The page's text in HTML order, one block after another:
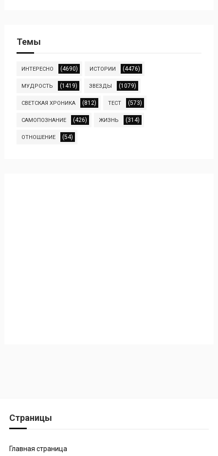
Темы
ИНТЕРЕСНО (4690) ИСТОРИИ (4476)
МУДРОСТЬ (1419) ЗВЕЗДЫ (1079)
СВЕТСКАЯ ХРОНИКА (812) ТЕСТ (573)
САМОПОЗНАНИЕ (426) ЖИЗНЬ (314)
ОТНОШЕНИЕ (54)
Страницы
Главная страница